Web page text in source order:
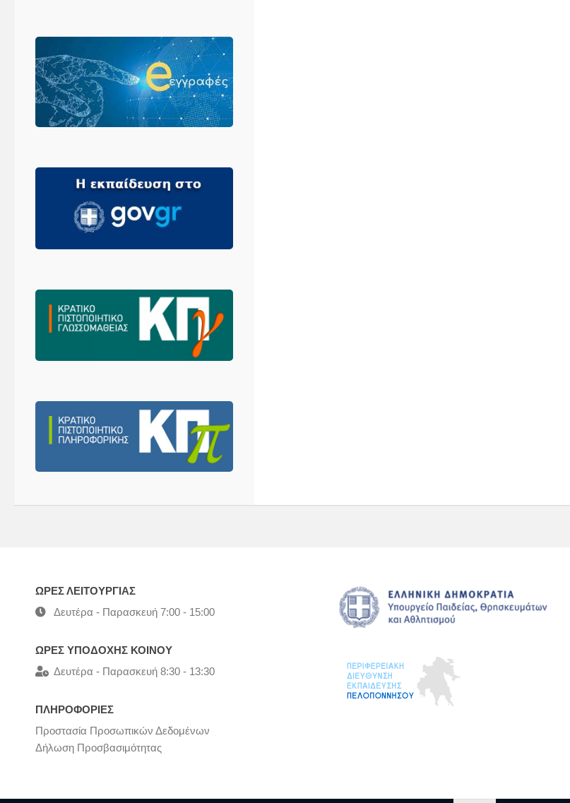
ΩΡΕΣ ΛΕΙΤΟΥΡΓΙΑΣ
Δευτέρα - Παρασκευή 7:00 - 15:00
ΩΡΕΣ ΥΠΟΔΟΧΗΣ ΚΟΙΝΟΥ
Δευτέρα - Παρασκευή 8:30 - 13:30
ΠΛΗΡΟΦΟΡΙΕΣ
Προστασία Προσωπικών Δεδομένων
Δήλωση Προσβασιμότητας